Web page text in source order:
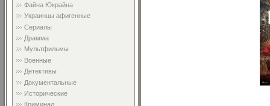
Файна Юкрайна
Украинцы афигенные
Сериалы
Драмма
Мультфильмы
Военные
Детективы
Документальные
Исторические
Криминал